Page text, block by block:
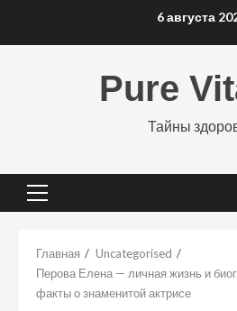
6 августа
Pure
Тайны
Основное
Главная
Uncategorised
Перова Елена — личная жизнь и
факты о знаменитой актрисе